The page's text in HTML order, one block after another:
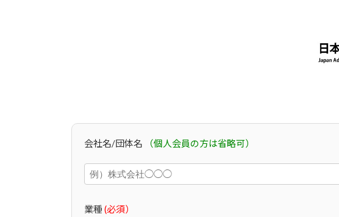
会社名/団体名 （個人会員の方は省略可）
業種 (必須）